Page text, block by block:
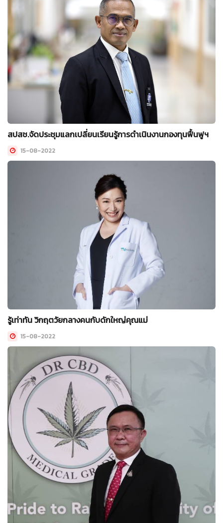
สปสช.จัดประชุมแลกเปลี่ยนเรียนรู้การดำเนินงานกองทุนฟื้นฟูฯ
15-08-2022
รู้เท่าทัน วิกฤตวัยกลางคนกับดักใหญ่คุณแม่
15-08-2022